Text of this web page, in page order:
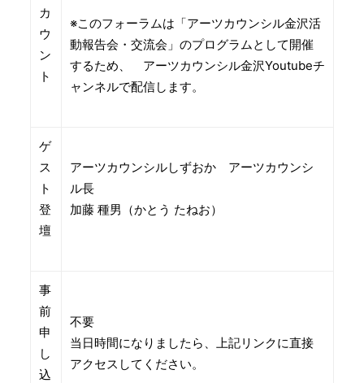
カ
ウ
ン
ト
※このフォーラムは「アーツカウンシル金沢活
動報告会・交流会」のプログラムとして開催
するため、 アーツカウンシル金沢Youtubeチ
ャンネルで配信します。
ゲ
ス
ト
登
壇
アーツカウンシルしずおか アーツカウンシ
ル長
加藤 種男（かとう たねお）
事
前
申
し
込
不要
当日時間になりましたら、上記リンクに直接
アクセスしてください。